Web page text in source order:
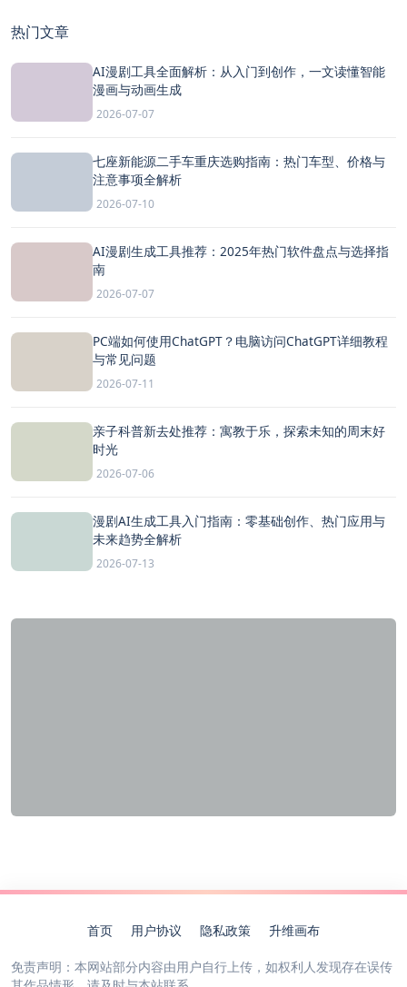
热门文章
AI漫剧工具全面解析：从入门到创作，一文读懂智能
漫画与动画生成
2026-07-07
七座新能源二手车重庆选购指南：热门车型、价格与
注意事项全解析
2026-07-10
AI漫剧生成工具推荐：2025年热门软件盘点与选择指
南
2026-07-07
PC端如何使用ChatGPT？电脑访问ChatGPT详细教程
与常见问题
2026-07-11
亲子科普新去处推荐：寓教于乐，探索未知的周末好
时光
2026-07-06
漫剧AI生成工具入门指南：零基础创作、热门应用与
未来趋势全解析
2026-07-13
首页 用户协议 隐私政策 升维画布
免责声明：本网站部分内容由用户自行上传，如权利人发现存在误传